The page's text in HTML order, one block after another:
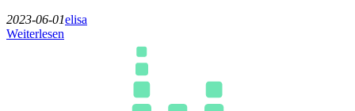
2023-06-01elisa
Weiterlesen